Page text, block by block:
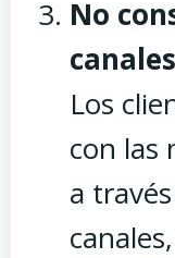
No
Los
con las
a